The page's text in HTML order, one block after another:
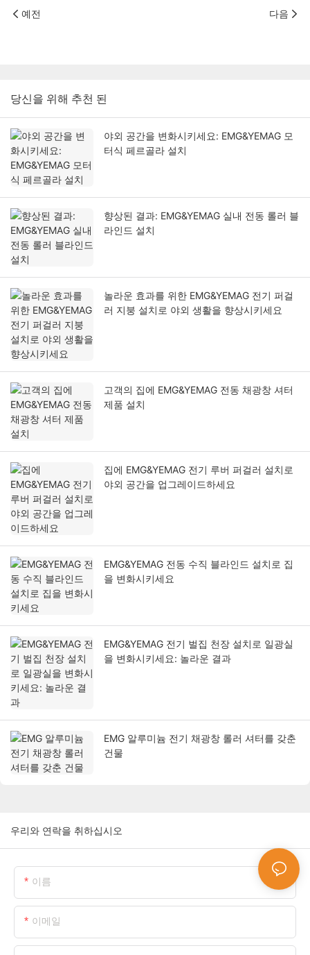
예전 다음
당신을 위해 추천 된
야외 공간을 변화시키세요: EMG&YEMAG 모
터식 페르골라 설치
향상된 결과: EMG&YEMAG 실내 전동 롤러 블
라인드 설치
놀라운 효과를 위한 EMG&YEMAG 전기 퍼걸
러 지붕 설치로 야외 생활을 향상시키세요
고객의 집에 EMG&YEMAG 전동 채광창 셔터
제품 설치
집에 EMG&YEMAG 전기 루버 퍼걸러 설치로
야외 공간을 업그레이드하세요
EMG&YEMAG 전동 수직 블라인드 설치로 집
을 변화시키세요
EMG&YEMAG 전기 벌집 천장 설치로 일광실
을 변화시키세요: 놀라운 결과
EMG 알루미늄 전기 채광창 롤러 셔터를 갖춘
건물
우리와 연락을 취하십시오
이름
이메일